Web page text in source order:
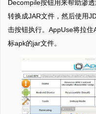
Decompile按钮用来帮助渗
转换成JAR文件，然后使用
击按钮执行。AppUse将拉住
标apk的jar文件。